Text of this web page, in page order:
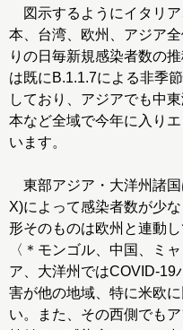
図示するようにイタリア
本、台湾、欧州、アジア
りの日毎新規感染者数の
は既にB.1.1.7による非季
しており、アジアでも中
本など全域で今年に入り
います。
東部アジア・大洋州諸
X)によって感染者数が少
形そのものは欧州と連動し
〈＊モンゴル、中国、ミ
ア、大洋州ではCOVID-19
害が他の地域、特に米欧
い。また、その西側でも